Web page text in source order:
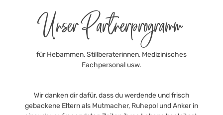
Unser Partnerprogramm
für Hebammen, Stillberaterinnen, Medizinisches
Fachpersonal usw.
Wir danken dir dafür, dass du werdende und frisch
gebackene Eltern als Mutmacher, Ruhepol und Anker in